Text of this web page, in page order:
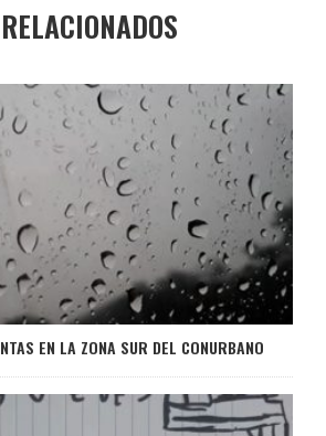
EN LA ZONA SUR DEL CONURBANO